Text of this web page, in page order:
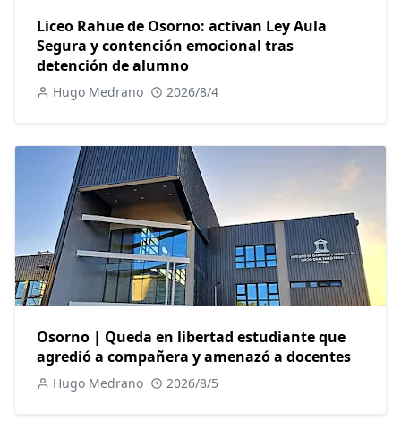
Liceo Rahue de Osorno: activan Ley Aula
Segura y contención emocional tras
detención de alumno
Hugo Medrano 2026/8/4
Osorno | Queda en libertad estudiante que
agredió a compañera y amenazó a docentes
Hugo Medrano 2026/8/5